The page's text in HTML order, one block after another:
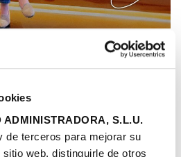
ADMINISTRADORA, S.L.U.
de terceros para mejorar su
web, distinguirle de otros
ya que es la persona